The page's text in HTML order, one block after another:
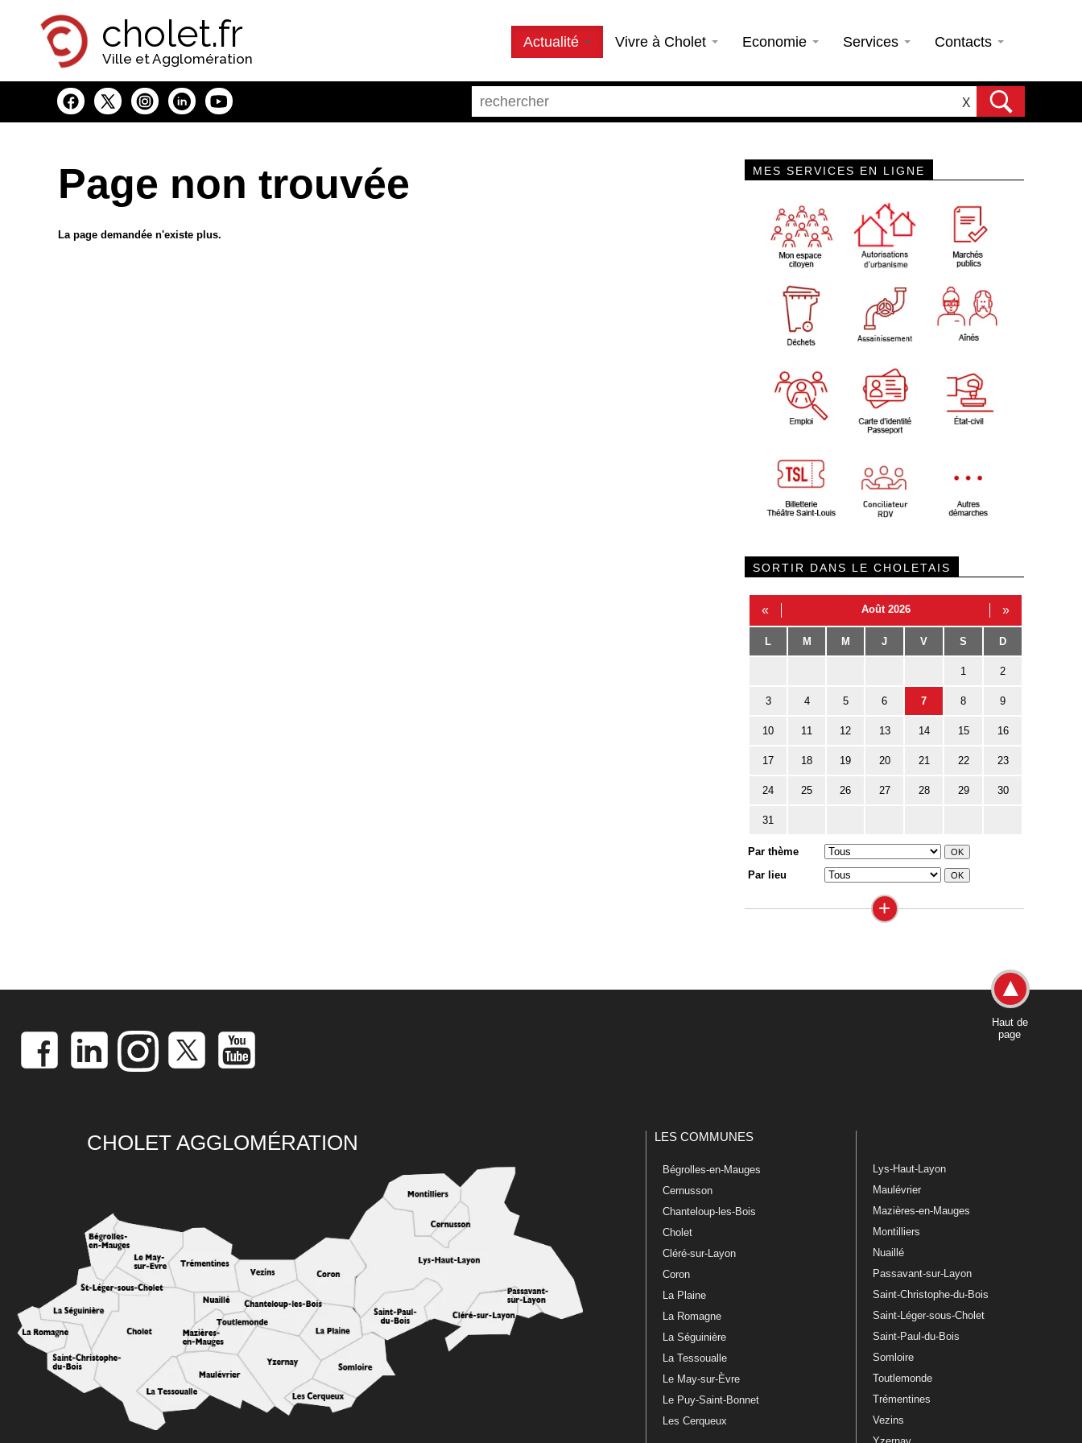
cholet.fr
Ville et Agglomération
Actualité Vivre à Cholet Economie Services Contacts
X
Page non trouvée
La page demandée n'existe plus.
MES SERVICES EN LIGNE
SORTIR DANS LE CHOLETAIS
« Août 2026 »
L M M J V S D
1 2
3 4 5 6 7 8 9
10 11 12 13 14 15 16
17 18 19 20 21 22 23
24 25 26 27 28 29 30
31
Par thème
Par lieu
+
Haut de
page
CHOLET AGGLOMÉRATION LES COMMUNES
Bégrolles-en-Mauges
Cernusson
Chanteloup-les-Bois
Cholet
Cléré-sur-Layon
Coron
La Plaine
La Romagne
La Séguinière
La Tessoualle
Le May-sur-Èvre
Le Puy-Saint-Bonnet
Les Cerqueux
Lys-Haut-Layon
Maulévrier
Mazières-en-Mauges
Montilliers
Nuaillé
Passavant-sur-Layon
Saint-Christophe-du-Bois
Saint-Léger-sous-Cholet
Saint-Paul-du-Bois
Somloire
Toutlemonde
Trémentines
Vezins